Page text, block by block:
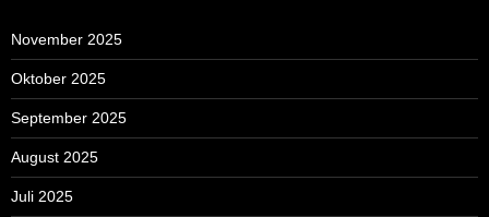
November 2025
Oktober 2025
September 2025
August 2025
Juli 2025